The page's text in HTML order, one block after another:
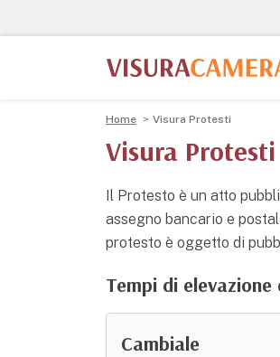
Home Visura Protesti
Visura Protesti
Il Protesto è un atto
assegno bancario e
protesto è oggetto di
Tempi di
Cambiale